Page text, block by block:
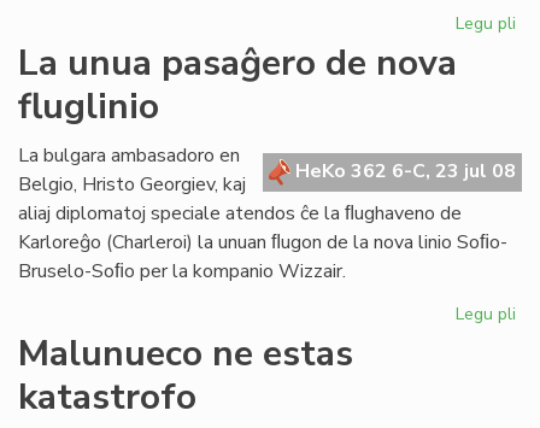
Legu pli
en
La unua pasaĝero de nova
fluglinio
HeKo 362 6-C, 23 jul 08
La bulgara ambasadoro en
Belgio, Hristo Georgiev, kaj
aliaj diplomatoj speciale atendos ĉe la ﬂughaveno de
Karloreĝo (Charleroi) la unuan ﬂugon de la nova linio Soﬁo-
Bruselo-Soﬁo per la kompanio Wizzair.
Legu pli
Malunueco ne estas
katastrofo